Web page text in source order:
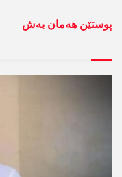
پوستێن ھەمان بەش